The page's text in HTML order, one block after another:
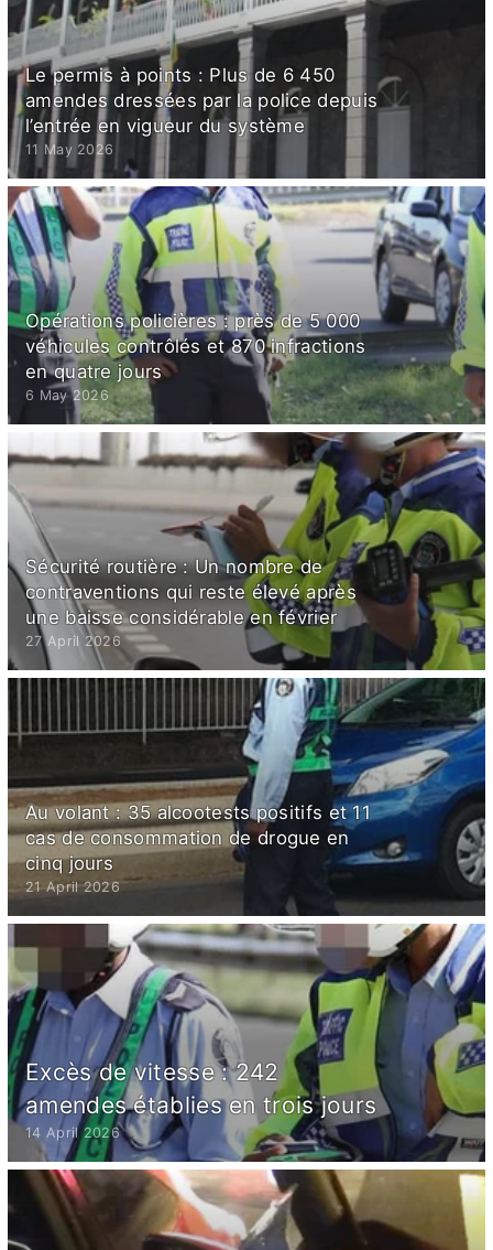
Le permis à points : Plus de 6 450
amendes dressées par la police depuis
l’entrée en vigueur du système
11 May 2026
Opérations policières : près de 5 000
véhicules contrôlés et 870 infractions
en quatre jours
6 May 2026
Sécurité routière : Un nombre de
contraventions qui reste élevé après
une baisse considérable en février
27 April 2026
Au volant : 35 alcootests positifs et 11
cas de consommation de drogue en
cinq jours
21 April 2026
Excès de vitesse : 242
amendes établies en trois jours
14 April 2026